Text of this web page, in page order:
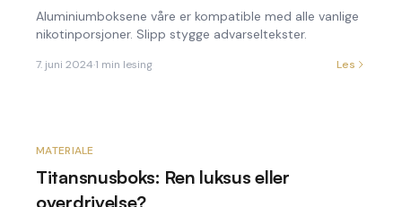
Aluminiumboksene våre er kompatible med alle vanlige
nikotinporsjoner. Slipp stygge advarseltekster.
7. juni 2024·1 min lesing Les
MATERIALE
Titansnusboks: Ren luksus eller
overdrivelse?